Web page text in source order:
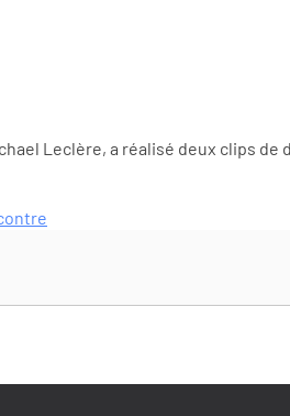
Leclère, a réalisé deux clips de